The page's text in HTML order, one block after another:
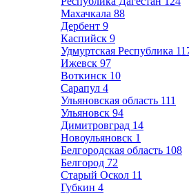
Махачкала 88
Дербент 9
Каспийск 9
Удмуртская Республика
Ижевск 97
Воткинск 10
Сарапул 4
Ульяновская область 111
Ульяновск 94
Димитровград 14
Новоульяновск 1
Белгородская область 108
Белгород 72
Старый Оскол 11
Губкин 4